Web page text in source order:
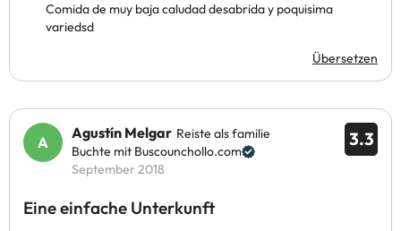
Comida de muy baja caludad desabrida y poquisima
variedsd
Übersetzen
3.3
Agustín Melgar Reiste als familie
Buchte mit Buscounchollo.com
September 2018
Eine einfache Unterkunft